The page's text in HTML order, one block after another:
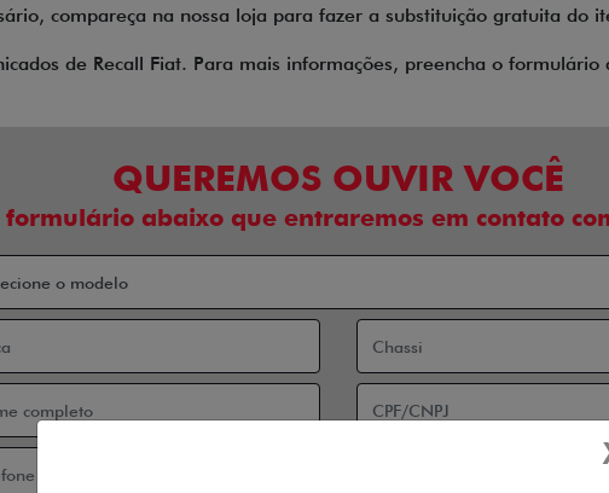
compareça na nossa loja para fazer a substituição gratuita do
de Recall Fiat. Para mais informações, preencha o
QUEREMOS OUVIR VOCÊ
formulário abaixo que entraremos em contato